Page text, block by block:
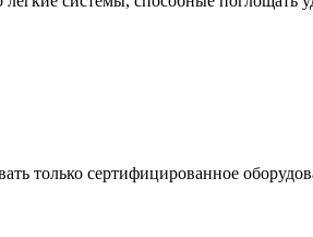
только сертифицированное